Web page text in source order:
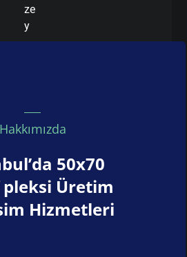
ze
y
Hakkımızda
50x70
Üretim
Hizmetleri